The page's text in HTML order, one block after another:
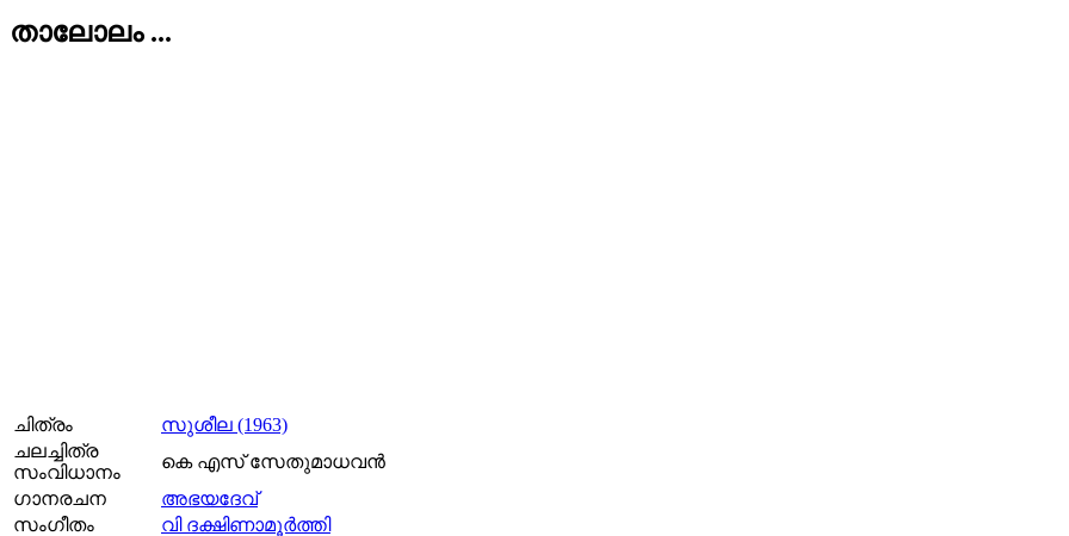
താലോലം ...
ചിത്രം
സുശീല (1963)
ചലച്ചിത്ര
സംവിധാനം
കെ എസ് സേതുമാധവന്‍
ഗാനരചന
അഭയദേവ്
സംഗീതം
വി ദക്ഷിണാമൂര്‍ത്തി